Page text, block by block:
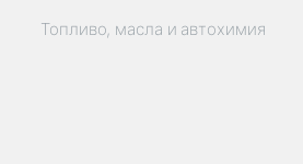
Топливо, масла и автохимия